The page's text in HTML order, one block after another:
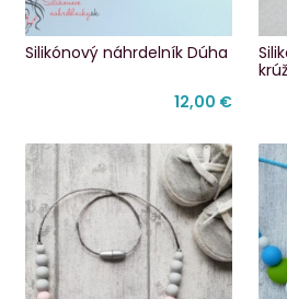
Silikónový náhrdelník Dúha
12,00 €